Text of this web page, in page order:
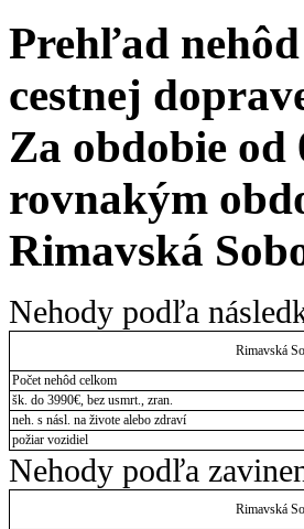
Prehľad
cestnej
Za obdobie od
rovnakým
Rimavská
Nehody podľa
Rimavská
Počet nehôd celkom
šk. do 3990€, bez usmrt., zran.
neh. s násl. na živote alebo zdraví
požiar vozidiel
Nehody podľa
Rimavská